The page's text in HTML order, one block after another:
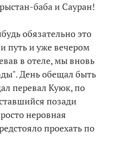
баба и Сауран!
обязательно это
путь и уже вечером
в отеле, мы вновь
День обещал быть
перевал Куюк, по
позади
неровная
проехать по